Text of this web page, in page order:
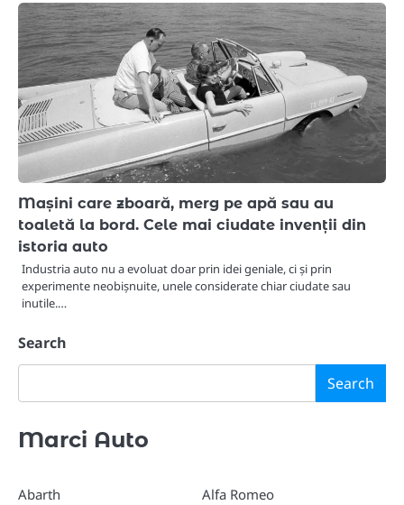
Mașini care zboară, merg pe apă sau au
toaletă la bord. Cele mai ciudate invenții din
istoria auto
Industria auto nu a evoluat doar prin idei geniale, ci și prin
experimente neobișnuite, unele considerate chiar ciudate sau
inutile.…
Search
Search
Marci Auto
Abarth
Alfa Romeo